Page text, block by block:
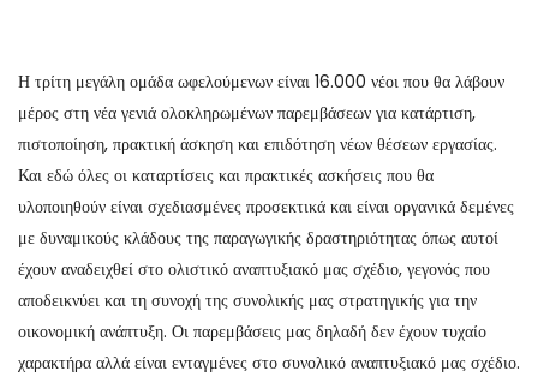
Η τρίτη μεγάλη ομάδα ωφελούμενων είναι 16.000 νέοι που θα λάβουν
μέρος στη νέα γενιά ολοκληρωμένων παρεμβάσεων για κατάρτιση,
πιστοποίηση, πρακτική άσκηση και επιδότηση νέων θέσεων εργασίας.
Και εδώ όλες οι καταρτίσεις και πρακτικές ασκήσεις που θα
υλοποιηθούν είναι σχεδιασμένες προσεκτικά και είναι οργανικά δεμένες
με δυναμικούς κλάδους της παραγωγικής δραστηριότητας όπως αυτοί
έχουν αναδειχθεί στο ολιστικό αναπτυξιακό μας σχέδιο, γεγονός που
αποδεικνύει και τη συνοχή της συνολικής μας στρατηγικής για την
οικονομική ανάπτυξη. Οι παρεμβάσεις μας δηλαδή δεν έχουν τυχαίο
χαρακτήρα αλλά είναι ενταγμένες στο συνολικό αναπτυξιακό μας σχέδιο.